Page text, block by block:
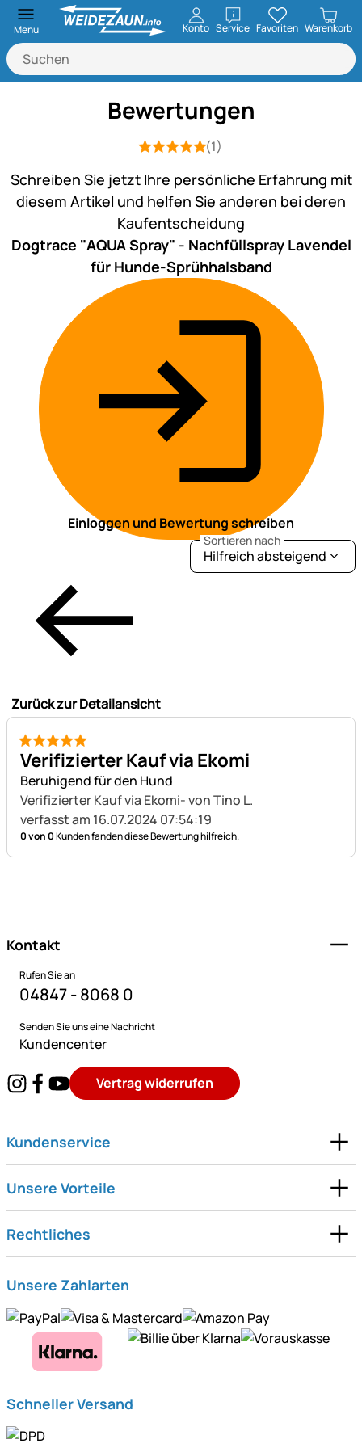
Menu Konto ServiceöffnenFavoriten Warenkorb
Bewertungen
Bewertung: 5 von 5 (1 Bewertungen)
1 Bewertung(1)
Schreiben Sie jetzt Ihre persönliche Erfahrung mit
diesem Artikel und helfen Sie anderen bei deren
Kaufentscheidung
Dogtrace "AQUA Spray" - Nachfüllspray Lavendel
für Hunde-Sprühhalsband
Einloggen und Bewertung schreiben
Zurück zur Detailansicht
Sortieren nach
Hilfreich absteigend
5 von 5
Verifizierter Kauf via Ekomi
Beruhigend für den Hund
Verifizierter Kauf via Ekomi- von Tino L.
verfasst am 16.07.2024 07:54:19
0 von 0Kunden fanden diese Bewertung hilfreich.
Kontakt
Rufen Sie an
04847 - 8068 0
Senden Sie uns eine Nachricht
Kundencenter
Vertrag widerrufen
Kundenservice
Unsere Vorteile
Rechtliches
Unsere Zahlarten
Schneller Versand